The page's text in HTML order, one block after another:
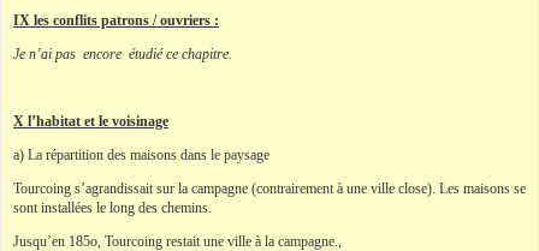
IX les conflits patrons / ouvriers :
Je n’ai pas encore étudié ce chapitre.
X l’habitat et le voisinage
a) La répartition des maisons dans le paysage
Tourcoing s’agrandissait sur la campagne (contrairement à une ville close). Les maisons se
sont installées le long des chemins.
Jusqu’en 185o, Tourcoing restait une ville à la campagne.,